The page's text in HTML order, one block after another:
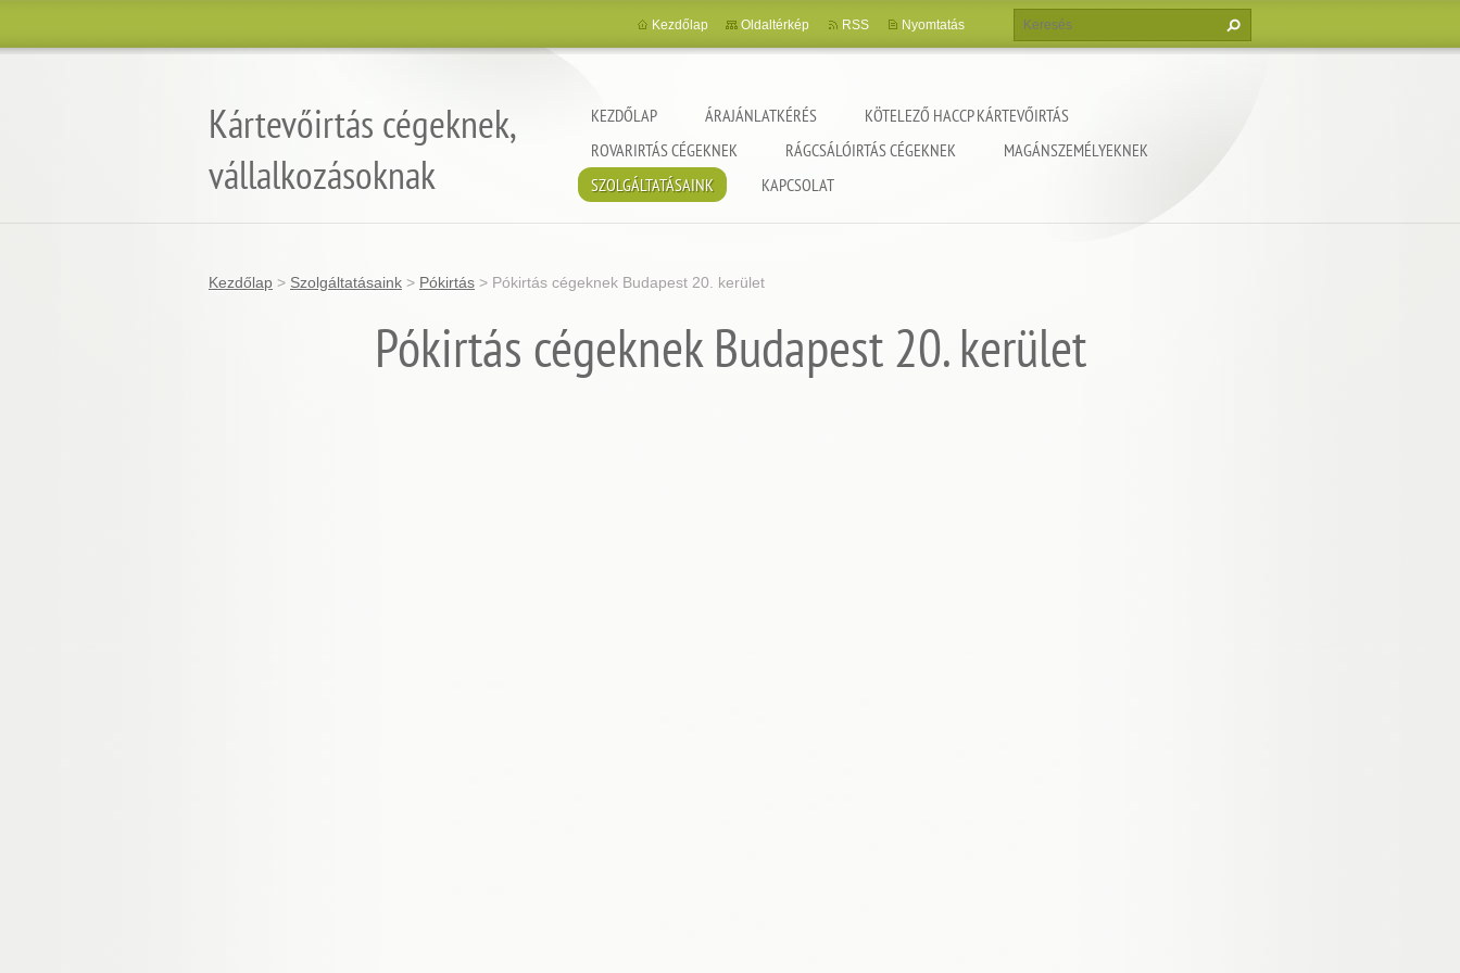
Kártevőirtás cégeknek,
vállalkozásoknak
KEZDŐLAP ÁRAJÁNLATKÉRÉS
KÖTELEZŐ HACCP KÁRTEVŐIRTÁS
ROVARIRTÁS CÉGEKNEK
RÁGCSÁLÓIRTÁS CÉGEKNEK
MAGÁNSZEMÉLYEKNEK
SZOLGÁLTATÁSAINK
KAPCSOLAT
Kezdőlap Oldaltérkép RSS Nyomtatás
Kezdőlap > Szolgáltatásaink > Pókirtás > Pókirtás cégeknek Budapest 20. kerület
Pókirtás cégeknek Budapest 20. kerület